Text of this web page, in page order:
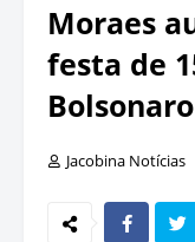
Moraes
festa de
Bolsonaro
Jacobina Notícias